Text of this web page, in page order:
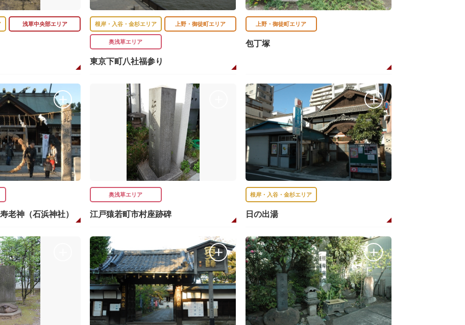
浅草中央部エリア 根岸・入谷・金杉エリア 上野・御徒町エリア
奥浅草エリア
東京下町八社福参り
上野・御徒町エリア
包丁塚
老神（石浜神社）
奥浅草エリア
江戸猿若町市村座跡碑
根岸・入谷・金杉エリア
日の出湯